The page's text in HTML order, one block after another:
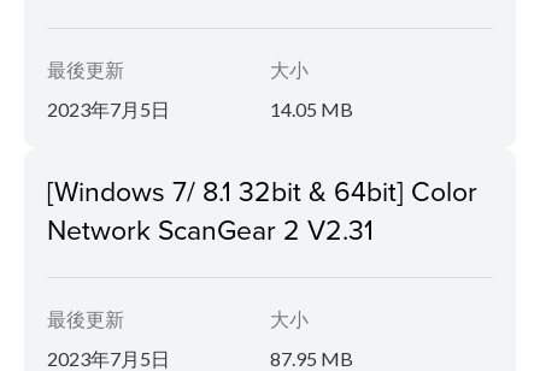
最後更新
2023年7月5日
大小
14.05 MB
[Windows 7/ 8.1 32bit & 64bit] Color
Network ScanGear 2 V2.31
最後更新
2023年7月5日
大小
87.95 MB